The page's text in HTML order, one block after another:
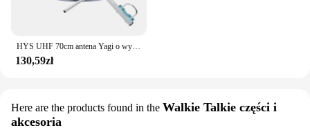
HYS UHF 70cm antena Yagi o wysokim wzmocnieniu, 9dBi 400-470Mhz zewnętrzna GMRS kierunkowa Yagi dla radia amatorskiego, system wzmacniacza, 433mhz
130,59zł
Here are the products found in the Walkie Talkie części i
akcesoria